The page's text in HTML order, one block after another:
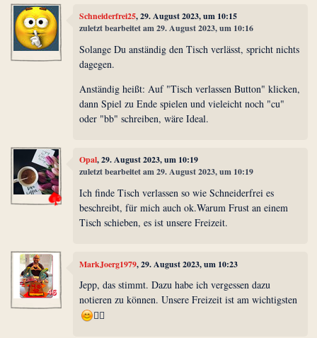
Schneiderfrei25, 29. August 2023, um 10:15
zuletzt bearbeitet am 29. August 2023, um 10:16
Solange Du anständig den Tisch verlässt, spricht nichts
dagegen.
Anständig heißt: Auf "Tisch verlassen Button" klicken,
dann Spiel zu Ende spielen und vieleicht noch "cu"
oder "bb" schreiben, wäre Ideal.
Opal, 29. August 2023, um 10:19
zuletzt bearbeitet am 29. August 2023, um 10:19
Ich finde Tisch verlassen so wie Schneiderfrei es
beschreibt, für mich auch ok.Warum Frust an einem
Tisch schieben, es ist unsere Freizeit.
MarkJoerg1979, 29. August 2023, um 10:23
Jepp, das stimmt. Dazu habe ich vergessen dazu
notieren zu können. Unsere Freizeit ist am wichtigsten
☝🏼